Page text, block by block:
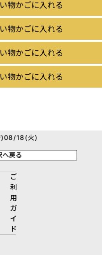
物かごに入れる
物かごに入れる
物かごに入れる
物かごに入れる
)08/18(火)
へ戻る
ご
利
用
ガ
イ
ド